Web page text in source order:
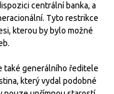
centrální banka, a
Tyto restrikce
kterou by bylo možné
také generálního ředitele
který vydal podobné